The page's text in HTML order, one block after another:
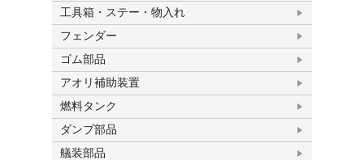
工具箱・ステー・物入れ
フェンダー
ゴム部品
アオリ補助装置
燃料タンク
ダンプ部品
艤装部品